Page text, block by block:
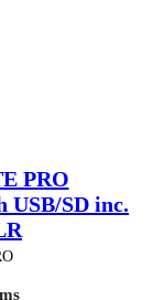
PRO
SD inc.